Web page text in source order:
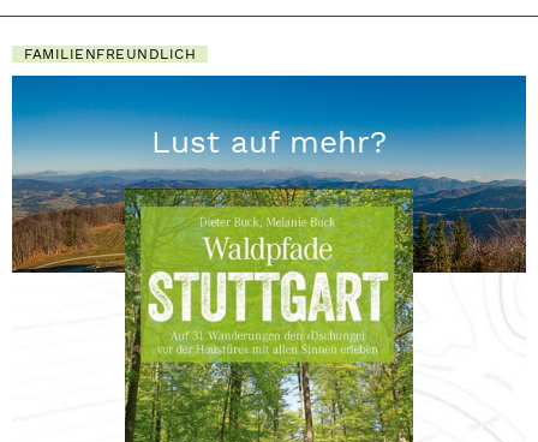
FAMILIENFREUNDLICH
Lust auf mehr?